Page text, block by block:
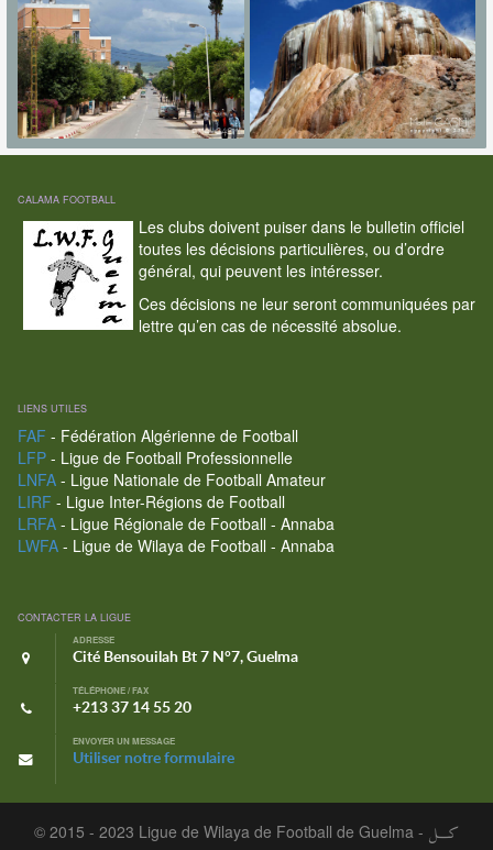
CALAMA FOOTBALL
Les clubs doivent puiser dans le bulletin officiel
toutes les décisions particulières, ou d’ordre
général, qui peuvent les intéresser.
Ces décisions ne leur seront communiquées par
lettre qu’en cas de nécessité absolue.
LIENS UTILES
FAF - Fédération Algérienne de Football
LFP- Ligue de Football Professionnelle
LNFA- Ligue Nationale de Football Amateur
LIRF - Ligue Inter-Régions de Football
LRFA- Ligue Régionale de Football - Annaba
LWFA- Ligue de Wilaya de Football - Annaba
CONTACTER LA LIGUE
ADRESSE
Cité Bensouilah Bt 7 N°7, Guelma
TÉLÉPHONE / FAX
+213 37 14 55 20
ENVOYER UN MESSAGE
Utiliser notre formulaire
© 2015 - 2023 Ligue de Wilaya de Football de Guelma - كـــل